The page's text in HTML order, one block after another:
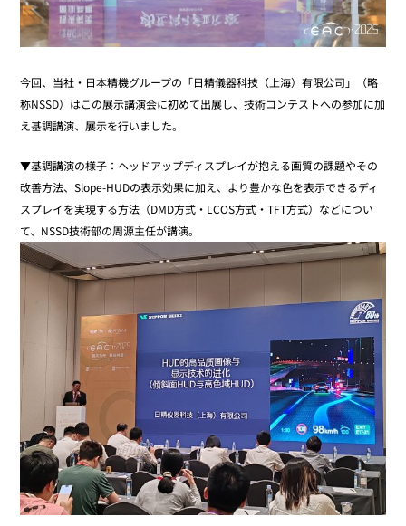
今回、当社・日本精機グループの「日精儀器科技（上海）有限公司」（略
称NSSD）はこの展示講演会に初めて出展し、技術コンテストへの参加に加
え基調講演、展示を行いました。
▼基調講演の様子：ヘッドアップディスプレイが抱える画質の課題やその
改善方法、Slope-HUDの表示効果に加え、より豊かな色を表示できるディ
スプレイを実現する方法（DMD方式・LCOS方式・TFT方式）などについ
て、NSSD技術部の周源主任が講演。